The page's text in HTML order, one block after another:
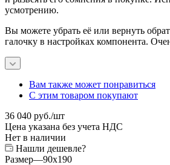
усмотрению.
Вы можете убрать её или вернуть
галочку в настройках компонента.
Вам также может понравиться
С этим товаром покупают
36 040 руб./шт
Цена указана без учета НДС
Нет в наличии
Нашли дешевле?
Размер—90x190